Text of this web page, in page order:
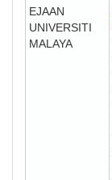
EJAAN
UNIVERSITI
MALAYA